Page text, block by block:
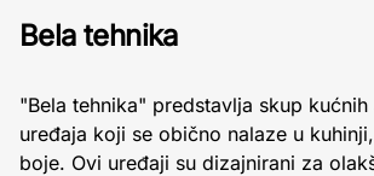
Bela tehnika
"Bela tehnika" predstavlja skup kućnih
uređaja koji se obično nalaze u
boje. Ovi uređaji su dizajnirani za